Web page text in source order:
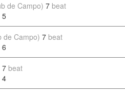
de Campo) 7 beat
5
de Campo) 7 beat
6
7 beat
4